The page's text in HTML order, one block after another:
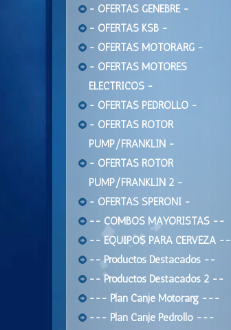
- OFERTAS GENEBRE -
- OFERTAS KSB -
- OFERTAS MOTORARG -
- OFERTAS MOTORES
ELECTRICOS -
- OFERTAS PEDROLLO -
- OFERTAS ROTOR
PUMP/FRANKLIN -
- OFERTAS ROTOR
PUMP/FRANKLIN 2 -
- OFERTAS SPERONI -
-- COMBOS MAYORISTAS --
-- EQUIPOS PARA CERVEZA --
-- Productos Destacados --
-- Productos Destacados 2 --
--- Plan Canje Motorarg ---
--- Plan Canje Pedrollo ---